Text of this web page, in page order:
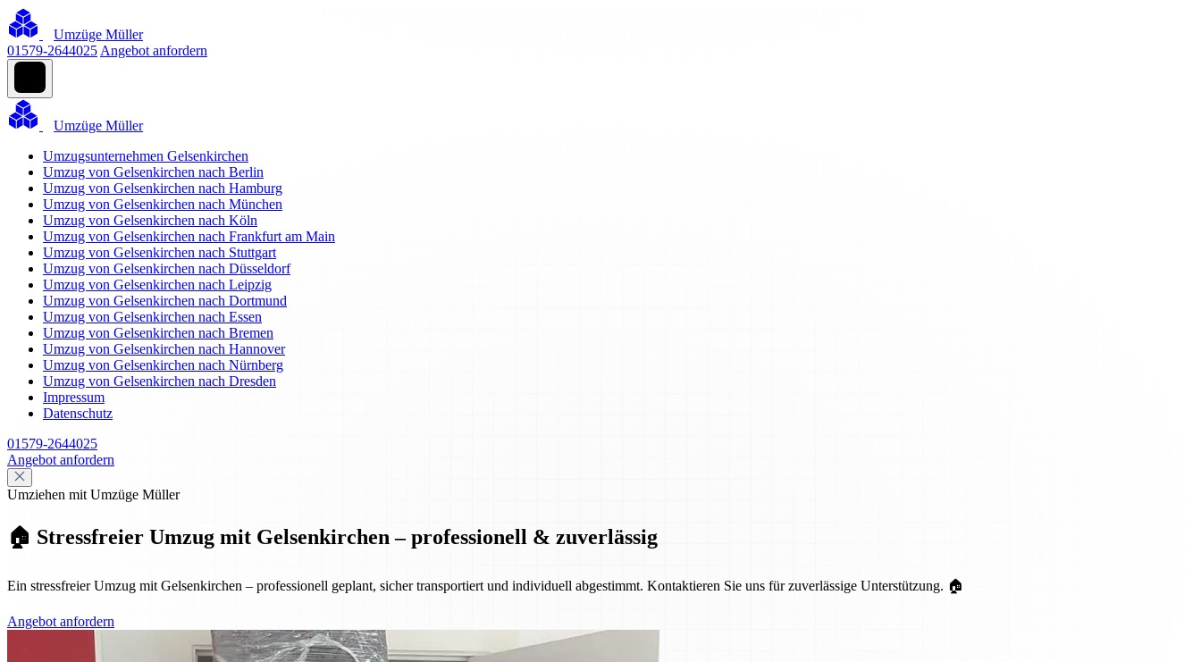
Umzüge Müller
01579-2644025 Angebot anfordern
Umzüge Müller
Umzugsunternehmen Gelsenkirchen
Umzug von Gelsenkirchen nach Berlin
Umzug von Gelsenkirchen nach Hamburg
Umzug von Gelsenkirchen nach München
Umzug von Gelsenkirchen nach Köln
Umzug von Gelsenkirchen nach Frankfurt am Main
Umzug von Gelsenkirchen nach Stuttgart
Umzug von Gelsenkirchen nach Düsseldorf
Umzug von Gelsenkirchen nach Leipzig
Umzug von Gelsenkirchen nach Dortmund
Umzug von Gelsenkirchen nach Essen
Umzug von Gelsenkirchen nach Bremen
Umzug von Gelsenkirchen nach Hannover
Umzug von Gelsenkirchen nach Nürnberg
Umzug von Gelsenkirchen nach Dresden
Impressum
Datenschutz
01579-2644025
Angebot anfordern
Umziehen mit Umzüge Müller
🏠 Stressfreier Umzug mit Gelsenkirchen – professionell & zuverlässig
Ein stressfreier Umzug mit Gelsenkirchen – professionell geplant, sicher transportiert und individuell abgestimmt. Kontaktieren Sie uns für zuverlässige Unterstützung. 🏠
Angebot anfordern